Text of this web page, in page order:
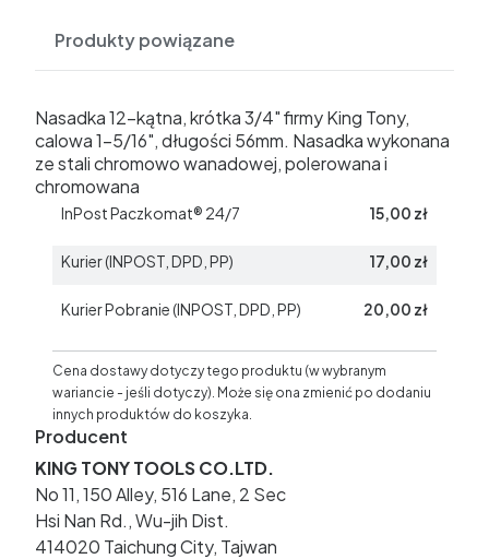
Produkty powiązane
Nasadka 12-kątna, krótka 3/4" firmy King Tony,
calowa 1-5/16", długości 56mm. Nasadka wykonana
ze stali chromowo wanadowej, polerowana i
chromowana
InPost Paczkomat® 24/7 15,00 zł
Kurier (INPOST, DPD, PP) 17,00 zł
Kurier Pobranie (INPOST, DPD, PP) 20,00 zł
Cena dostawy dotyczy tego produktu (w wybranym
wariancie - jeśli dotyczy). Może się ona zmienić po dodaniu
innych produktów do koszyka.
Producent
KING TONY TOOLS CO.LTD.
No 11, 150 Alley, 516 Lane, 2 Sec
Hsi Nan Rd., Wu-jih Dist.
414020 Taichung City, Tajwan